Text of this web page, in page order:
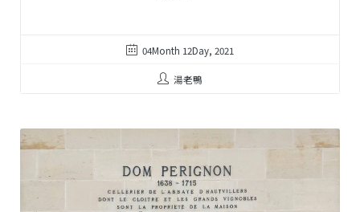
04Month 12Day, 2021
湯老鴨